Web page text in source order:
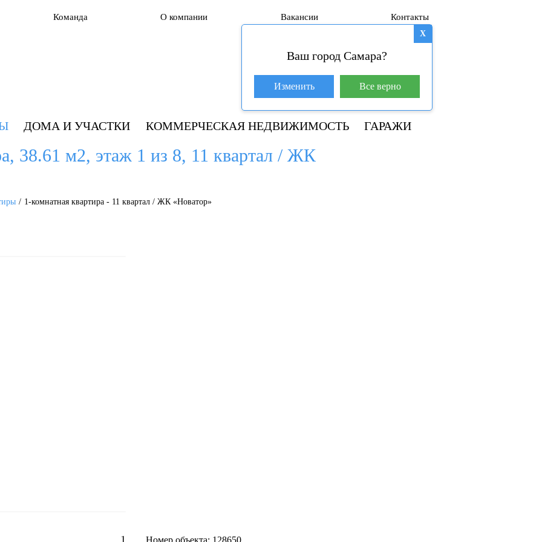
Команда О компании Вакансии Контакты
База покупателей (600)
+7 917 145-78-45
ДОМА И УЧАСТКИ КОММЕРЧЕСКАЯ НЕДВИЖИМОСТЬ ГАРАЖИ
X
Ваш город Самара?
Изменить Все верно
38.61 м2, этаж 1 из 8, 11 квартал / ЖК
1-комнатная квартира - 11 квартал / ЖК «Новатор»
1
Номер объекта: 128650